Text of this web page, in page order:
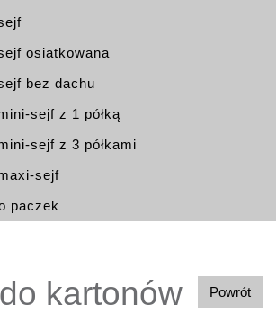
osiatkowana
bez dachu
sejf z 1 półką
sejf z 3 półkami
sejf
paczek
Powrót
kartonów